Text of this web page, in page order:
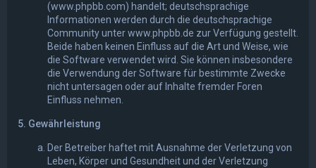
(www.phpbb.com) handelt; deutschsprachige
Informationen werden durch die deutschsprachige
Community unter www.phpbb.de zur Verfügung gestellt.
Beide haben keinen Einfluss auf die Art und Weise, wie
die Software verwendet wird. Sie können insbesondere
die Verwendung der Software für bestimmte Zwecke
nicht untersagen oder auf Inhalte fremder Foren
Einfluss nehmen.
5. Gewährleistung
Der Betreiber haftet mit Ausnahme der Verletzung von
Leben, Körper und Gesundheit und der Verletzung